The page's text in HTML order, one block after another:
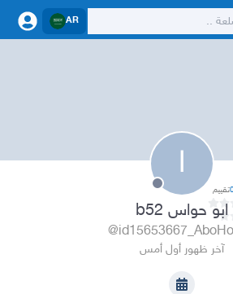
AR
ا
تقييم
ابو حواس b52
آخر ظهور أول أمس